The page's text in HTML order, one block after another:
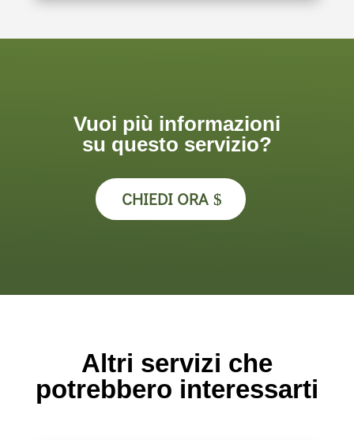
Vuoi più informazioni
su questo servizio?
CHIEDI ORA
Altri servizi che
potrebbero interessarti